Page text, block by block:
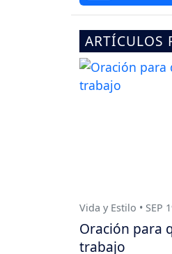
ARTÍCULOS
Vida y Estilo • SEP
Oración para
trabajo